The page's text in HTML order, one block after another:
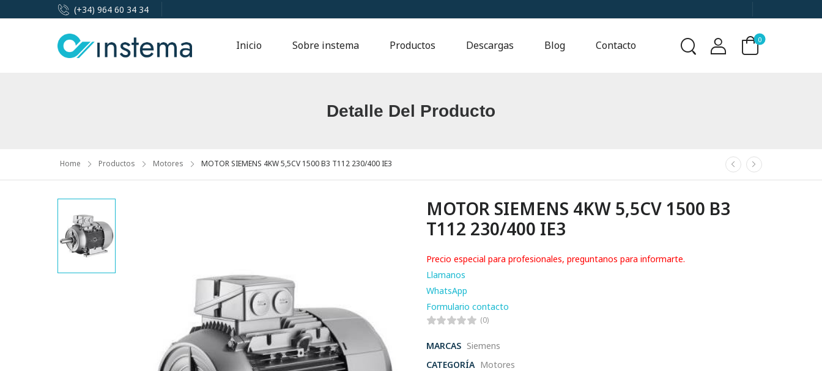
(+34) 964 60 34 34
Inicio Sobre instema Productos Descargas Blog Contacto 0
Detalle Del Producto
Home Productos Motores MOTOR SIEMENS 4KW 5,5CV 1500 B3 T112 230/400 IE3
MOTOR SIEMENS 4KW 5,5CV 1500 B3
T112 230/400 IE3
Precio especial para profesionales, preguntanos para informarte.
Llamanos
WhatsApp
Formulario contacto
(0)
MARCAS Siemens
CATEGORÍA Motores